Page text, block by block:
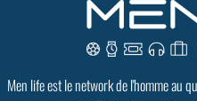
Men life est le network de l'homme au